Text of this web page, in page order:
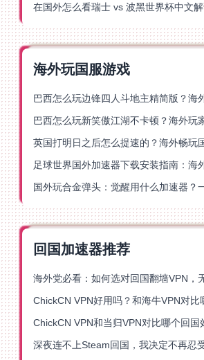
海外玩国服游戏
英国打明日之后怎么提速的？海外畅玩
回国加速器推荐
深夜连不上Steam回国，我决定不再忍